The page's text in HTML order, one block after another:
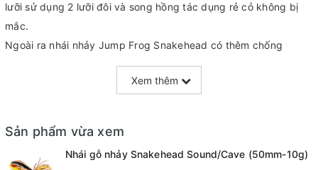
lưỡi sử dụng 2 lưỡi đôi và song hồng tác dụng rẻ cỏ không bị
mắc.
Ngoài ra nhái nhảy Jump Frog Snakehead có thêm chống
vướng ở phần lưỡi hỗ trợ cần thủ câu ở địa hình sen rất tốt lưỡi
sẽ không bị mắc vào gốc sen.Xem thêm
Sản phẩm vừa xem
Nhái gỗ nhảy Snakehead Sound/Cave (50mm-10g)